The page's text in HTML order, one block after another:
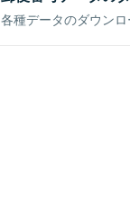
各種データのダウン